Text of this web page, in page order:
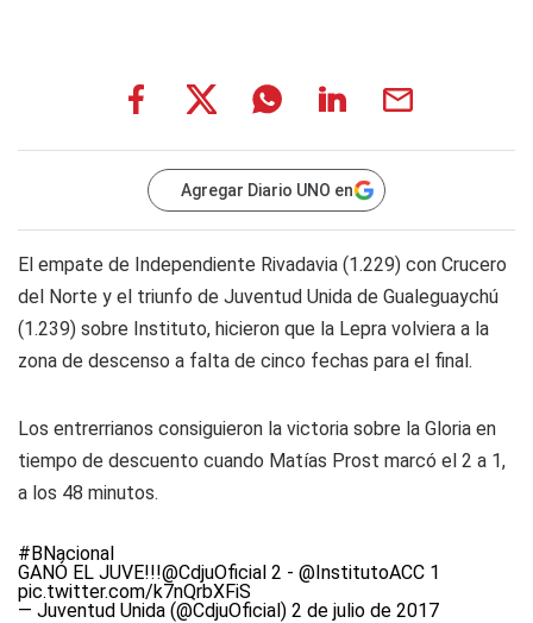
Agregar Diario UNO en
El empate de Independiente Rivadavia (1.229) con Crucero
del Norte y el triunfo de Juventud Unida de Gualeguaychú
(1.239) sobre Instituto, hicieron que la Lepra volviera a la
zona de descenso a falta de cinco fechas para el final.
Los entrerrianos consiguieron la victoria sobre la Gloria en
tiempo de descuento cuando Matías Prost marcó el 2 a 1,
a los 48 minutos.
#BNacional
GANÓ EL JUVE!!!@CdjuOficial 2 - @InstitutoACC 1
pic.twitter.com/k7nQrbXFiS
— Juventud Unida (@CdjuOficial) 2 de julio de 2017